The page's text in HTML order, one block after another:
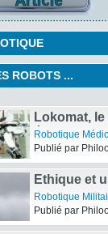
ROBOTS ...
Le robot
d’orchestre
Robotique Fun
Humanoïdes
Publié par
Lokomat,
éducation
Mulhouse
Robotique
Publié par
Ethique et